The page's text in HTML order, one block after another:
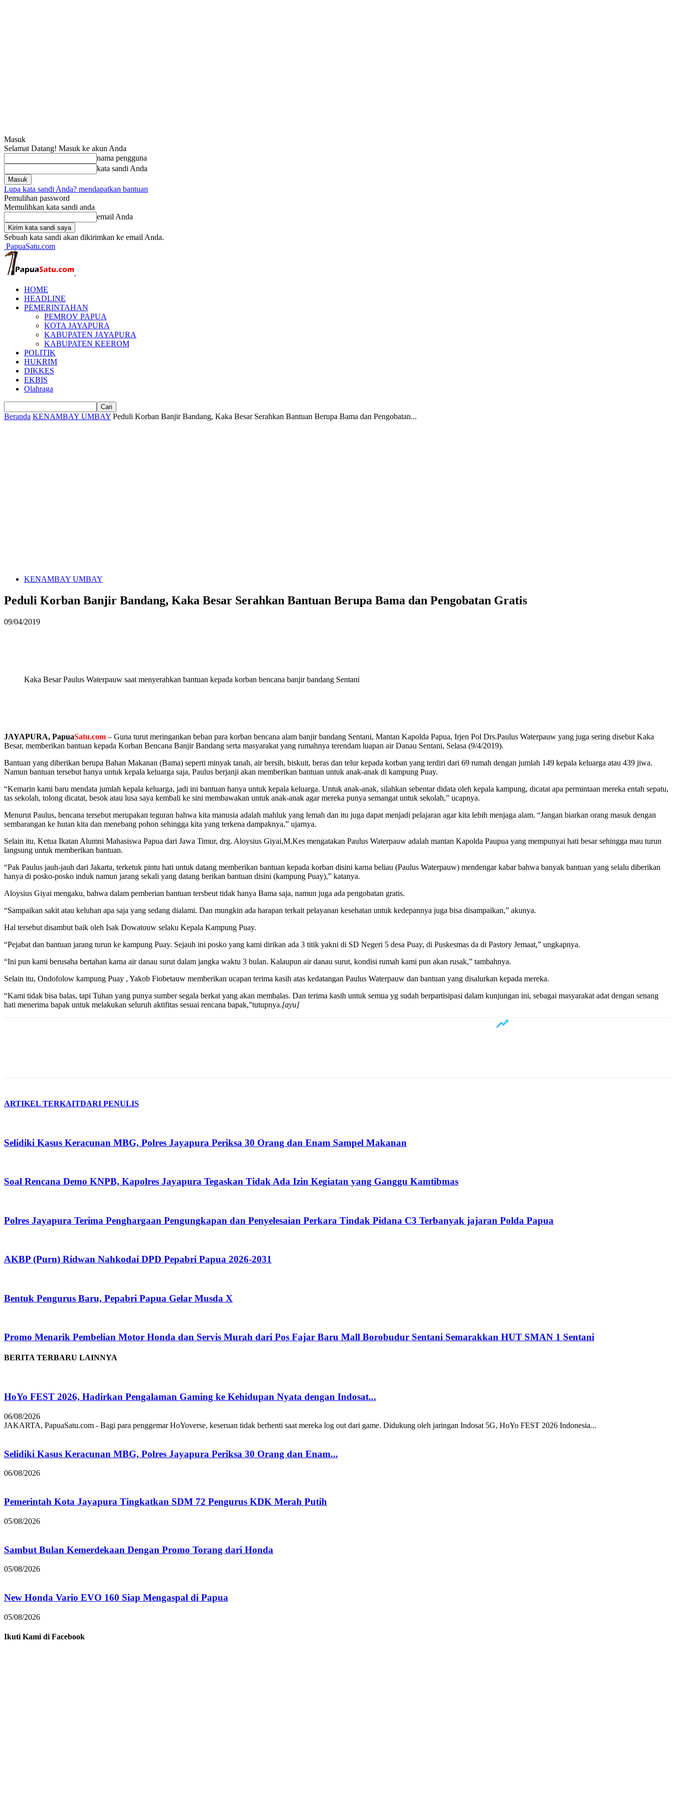
Masuk
Selamat Datang! Masuk ke akun Anda
nama pengguna
kata sandi Anda
Lupa kata sandi Anda? mendapatkan bantuan
Pemulihan password
Memulihkan kata sandi anda
email Anda
Sebuah kata sandi akan dikirimkan ke email Anda.
PapuaSatu.com
HOME
HEADLINE
PEMERINTAHAN
PEMROV PAPUA
KOTA JAYAPURA
KABUPATEN JAYAPURA
KABUPATEN KEEROM
POLITIK
HUKRIM
DIKKES
EKBIS
Olahraga
Beranda KENAMBAY UMBAY Peduli Korban Banjir Bandang, Kaka Besar Serahkan Bantuan Berupa Bama dan Pengobatan...
KENAMBAY UMBAY
Peduli Korban Banjir Bandang, Kaka Besar Serahkan Bantuan Berupa Bama dan Pengobatan Gratis
09/04/2019
Kaka Besar Paulus Waterpauw saat menyerahkan bantuan kepada korban bencana banjir bandang Sentani
JAYAPURA, PapuaSatu.com – Guna turut meringankan beban para korban bencana alam banjir bandang Sentani, Mantan Kapolda Papua, Irjen Pol Drs.Paulus Waterpauw yang juga sering disebut Kaka
Besar, memberikan bantuan kepada Korban Bencana Banjir Bandang serta masyarakat yang rumahnya terendam luapan air Danau Sentani, Selasa (9/4/2019).
Bantuan yang diberikan berupa Bahan Makanan (Bama) seperti minyak tanah, air bersih, biskuit, beras dan telur kepada korban yang terdiri dari 69 rumah dengan jumlah 149 kepala keluarga atau 439 jiwa.
Namun bantuan tersebut hanya untuk kepala keluarga saja, Paulus berjanji akan memberikan bantuan untuk anak-anak di kampung Puay.
“Kemarin kami baru mendata jumlah kepala keluarga, jadi ini bantuan hanya untuk kepala keluarga. Untuk anak-anak, silahkan sebentar didata oleh kepala kampung, dicatat apa permintaan mereka entah sepatu,
tas sekolah, tolong dicatat, besok atau lusa saya kembali ke sini membawakan untuk anak-anak agar mereka punya semangat untuk sekolah,” ucapnya.
Menurut Paulus, bencana tersebut merupakan teguran bahwa kita manusia adalah mahluk yang lemah dan itu juga dapat menjadi pelajaran agar kita lebih menjaga alam. “Jangan biarkan orang masuk dengan
sembarangan ke hutan kita dan menebang pohon sehingga kita yang terkena dampaknya,” ujarnya.
Selain itu, Ketua Ikatan Alumni Mahasiswa Papua dari Jawa Timur, drg. Aloysius Giyai,M.Kes mengatakan Paulus Waterpauw adalah mantan Kapolda Paupua yang mempunyai hati besar sehingga mau turun
langsung untuk memberikan bantuan.
“Pak Paulus jauh-jauh dari Jakarta, terketuk pintu hati untuk datang memberikan bantuan kepada korban disini karna beliau (Paulus Waterpauw) mendengar kabar bahwa banyak bantuan yang selalu diberikan
hanya di posko-posko induk namun jarang sekali yang datang berikan bantuan disini (kampung Puay),” katanya.
Aloysius Giyai mengaku, bahwa dalam pemberian bantuan tersbeut tidak hanya Bama saja, namun juga ada pengobatan gratis.
“Sampaikan sakit atau keluhan apa saja yang sedang dialami. Dan mungkin ada harapan terkait pelayanan kesehatan untuk kedepannya juga bisa disampaikan,” akunya.
Hal tersebut disambut baik oleh Isak Dowatouw selaku Kepala Kampung Puay.
“Pejabat dan bantuan jarang turun ke kampung Puay. Sejauh ini posko yang kami dirikan ada 3 titik yakni di SD Negeri 5 desa Puay, di Puskesmas da di Pastory Jemaat,” ungkapnya.
“Ini pun kami berusaha bertahan karna air danau surut dalam jangka waktu 3 bulan. Kalaupun air danau surut, kondisi rumah kami pun akan rusak,” tambahnya.
Selain itu, Ondofolow kampung Puay , Yakob Fiobetauw memberikan ucapan terima kasih atas kedatangan Paulus Waterpauw dan bantuan yang disalurkan kepada mereka.
“Kami tidak bisa balas, tapi Tuhan yang punya sumber segala berkat yang akan membalas. Dan terima kasih untuk semua yg sudah berpartisipasi dalam kunjungan ini, sebagai masyarakat adat dengan senang
hati menerima bapak untuk melakukan seluruh aktifitas sesuai rencana bapak,”tutupnya.[ayu]
ARTIKEL TERKAITDARI PENULIS
Selidiki Kasus Keracunan MBG, Polres Jayapura Periksa 30 Orang dan Enam Sampel Makanan
Soal Rencana Demo KNPB, Kapolres Jayapura Tegaskan Tidak Ada Izin Kegiatan yang Ganggu Kamtibmas
Polres Jayapura Terima Penghargaan Pengungkapan dan Penyelesaian Perkara Tindak Pidana C3 Terbanyak jajaran Polda Papua
AKBP (Purn) Ridwan Nahkodai DPD Pepabri Papua 2026-2031
Bentuk Pengurus Baru, Pepabri Papua Gelar Musda X
Promo Menarik Pembelian Motor Honda dan Servis Murah dari Pos Fajar Baru Mall Borobudur Sentani Semarakkan HUT SMAN 1 Sentani
BERITA TERBARU LAINNYA
HoYo FEST 2026, Hadirkan Pengalaman Gaming ke Kehidupan Nyata dengan Indosat...
06/08/2026
JAKARTA, PapuaSatu.com - Bagi para penggemar HoYoverse, keseruan tidak berhenti saat mereka log out dari game. Didukung oleh jaringan Indosat 5G, HoYo FEST 2026 Indonesia...
Selidiki Kasus Keracunan MBG, Polres Jayapura Periksa 30 Orang dan Enam...
06/08/2026
Pemerintah Kota Jayapura Tingkatkan SDM 72 Pengurus KDK Merah Putih
05/08/2026
Sambut Bulan Kemerdekaan Dengan Promo Torang dari Honda
05/08/2026
New Honda Vario EVO 160 Siap Mengaspal di Papua
05/08/2026
Ikuti Kami di Facebook